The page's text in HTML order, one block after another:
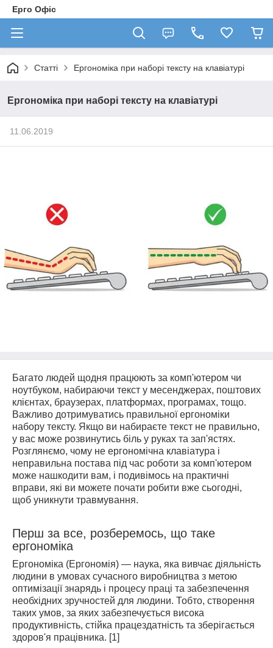
Ерго Офіс
Статті Ергономіка при наборі тексту на клавіатурі
Ергономіка при наборі тексту на клавіатурі
11.06.2019
Багато людей щодня працюють за комп'ютером чи
ноутбуком, набираючи текст у месенджерах, поштових
клієнтах, браузерах, платформах, програмах, тощо.
Важливо дотримуватись правильної ергономіки
набору тексту. Якщо ви набираєте текст не правильно,
у вас може розвинутись біль у руках та зап'ястях.
Розглянємо, чому не ергономічна клавіатура і
неправильна постава під час роботи за комп'ютером
може нашкодити вам, і подивімось на практичні
вправи, які ви можете почати робити вже сьогодні,
щоб уникнути травмування.
Перш за все, розберемось, що таке
ергономіка
Ергономіка (Ергономія) — наука, яка вивчає діяльність
людини в умовах сучасного виробництва з метою
оптимізації знарядь і процесу праці та забезпечення
необхідних зручностей для людини. Тобто, створення
таких умов, за яких забезпечується висока
продуктивність, стійка працездатність та зберігається
здоров'я працівника. [1]